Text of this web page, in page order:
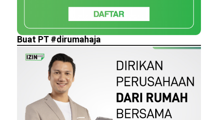
Buat PT #dirumahaja